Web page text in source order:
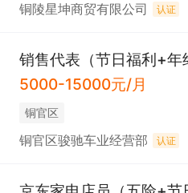
铜陵星坤商贸有限公司 认证
销售代表（节日福利+年
5000-15000元/月
铜官区
铜官区骏驰车业经营部 认证